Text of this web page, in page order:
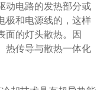
动电路的发热部分或
极和电源线的，这样
面的灯头散热。因
热传导与散热一体化